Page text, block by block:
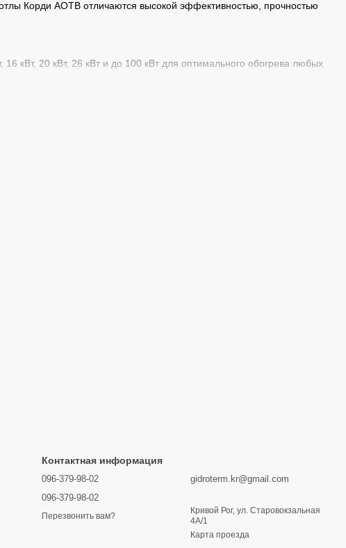
Корди АОТВ отличаются высокой эффективностью, прочностью
кВт, 20 кВт, 26 кВт и до 100 кВт для оптимального обогрева любых
Контактная информация
096-379-98-02
096-379-98-02
Перезвонить вам?
gidroterm.kr@gmail.com
Кривой Рог, ул. Старовокзальная
4А/1
Карта проезда